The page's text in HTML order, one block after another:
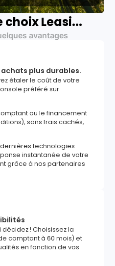
choix Leasi...
avantages
plus durables.
étaler le coût de votre
préféré sur
ou le financement
sans frais cachés,
technologies
instantanée de votre
grâce à nos partenaires
décidez ! Choisissez la
comptant à 60 mois) et
en fonction de vos